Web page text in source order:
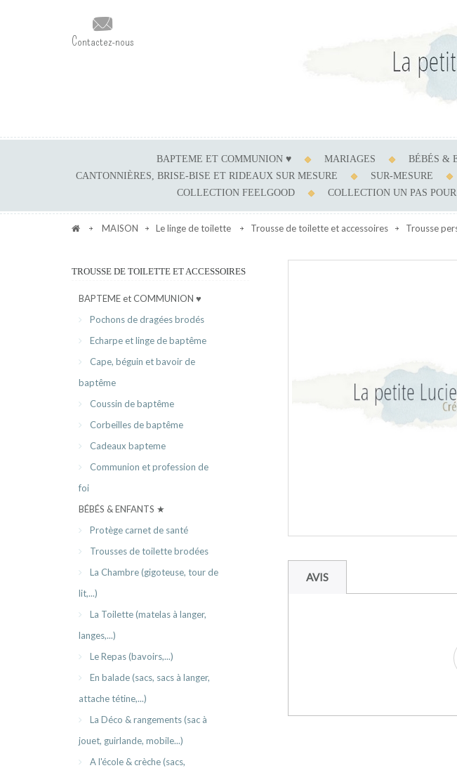
Contactez-nous
BAPTEME ET COMMUNION ♥ MARIAGES BÉBÉS &
CANTONNIÈRES, BRISE-BISE ET RIDEAUX SUR MESURE
SUR-MESURE
COLLECTION FEELGOOD
COLLECTION UN PAS
MAISON Le linge de toilette Trousse de toilette et accessoires Trousse
TROUSSE DE TOILETTE ET ACCESSOIRES
BAPTEME et COMMUNION ♥
Pochons de dragées brodés
Echarpe et linge de baptême
Cape, béguin et bavoir de
baptême
Coussin de baptême
Corbeilles de baptême
Cadeaux bapteme
Communion et profession de
foi
BÉBÉS & ENFANTS ★
Protège carnet de santé
Trousses de toilette brodées
La Chambre (gigoteuse, tour de
lit,...)
La Toilette (matelas à langer,
langes,...)
Le Repas (bavoirs,...)
En balade (sacs, sacs à langer,
attache tétine,...)
La Déco & rangements (sac à
jouet, guirlande, mobile...)
A l'école & crèche (sacs,
AVIS